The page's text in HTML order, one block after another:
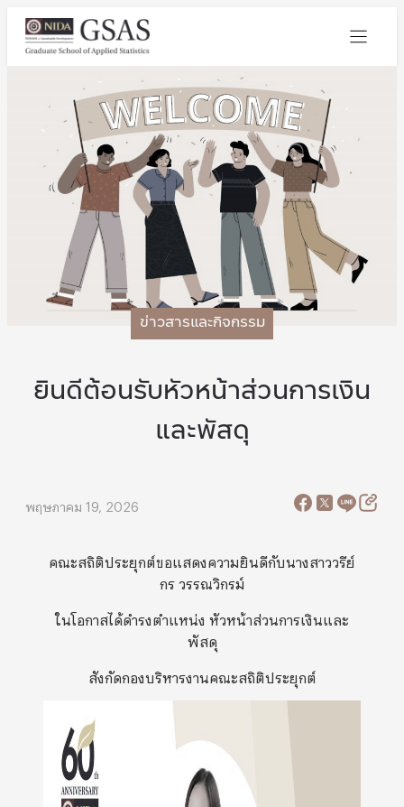
ข่าวสารและกิจกรรม
ยินดีต้อนรับหัวหน้าส่วนการเงิน
และพัสดุ
พฤษภาคม 19, 2026
คณะสถิติประยุกต์ขอแสดงความยินดีกับนางสาววรีย์
กร วรรณวิกรม์
ในโอกาสได้ดำรงตำแหน่ง หัวหน้าส่วนการเงินและ
พัสดุ
สังกัดกองบริหารงานคณะสถิติประยุกต์